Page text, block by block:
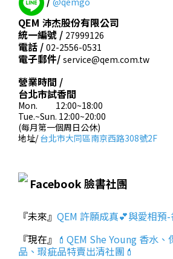
QEM 沛杰股份有限公司
統一編號 / 27999126
電話 / 02-2556-0531
電子郵件/ service@qem.com.tw
營業時間 /
台北市試香間
Mon. 12:00~18:00
Tue.~Sun. 12:00~20:00
(每月第一個周日公休)
地址/台北市大同區南京西路308號2F
Facebook 臉書社團
『未來』 QEM 許願成真💕與愛相預
『現在』 💄QEM She Young 香水
品、瑕疵品特賣出清社團💄